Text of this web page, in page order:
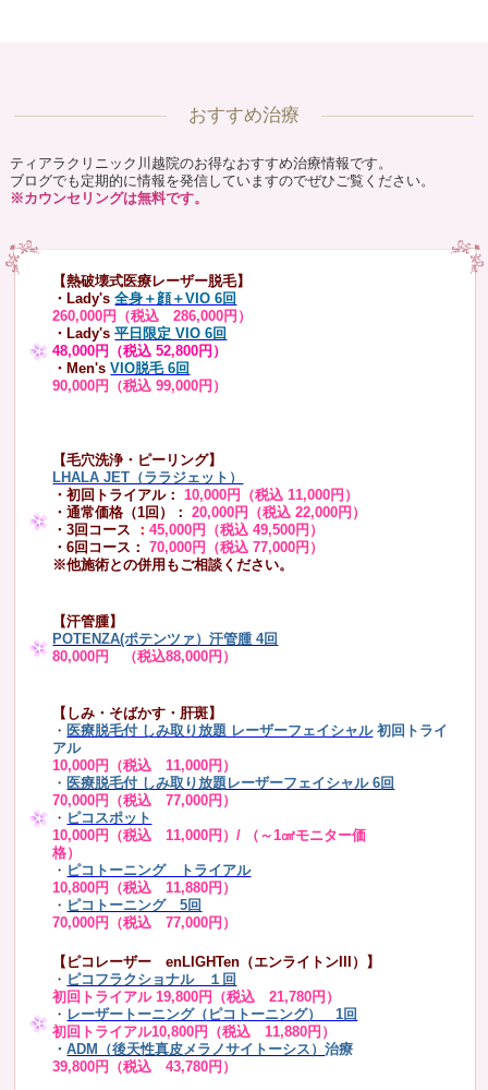
おすすめ治療
ティアラクリニック川越院のお得なおすすめ治療情報です。
ブログでも定期的に情報を発信していますのでぜひご覧ください。
※カウンセリングは無料です。
【熱破壊式医療レーザー脱毛】
・Lady's 全身＋顔＋VIO 6回
260,000円（税込 286,000円）
・Lady's平日限定 VIO 6回
48,000円（税込 52,800円）
・Men's VIO脱毛 6回
90,000円（税込 99,000円）
【毛穴洗浄・ピーリング】
LHALA JET（ララジェット）
・初回トライアル：10,000円（税込 11,000円）
・通常価格（1回）：
20,000円（税込 22,000円）
・3回コース ：45,000円（税込 49,500円）
・6回コース：
70,000円（税込 77,000円）
※他施術との併用もご相談ください。
【汗管腫】
POTENZA(ポテンツァ）汗管腫 4回
80,000円 （税込88,000円）
【しみ・そばかす・肝斑】
・ 医療脱毛付 しみ取り放題 レーザーフェイシャル 初回トライ
アル
10,000円（税込 11,000円）
・ 医療脱毛付 しみ取り放題レーザーフェイシャル 6回
70,000円（税込 77,000円）
・ ピコスポット
10,000円（税込 11,000円）/ （～1㎠モニター価
格）
・ ピコトーニング トライアル
10,800円（税込 11,880円）
・ ピコトーニング 5回
70,000円（税込 77,000円）
【ピコレーザー enLIGHTen（エンライトンIII）】
・ ピコフラクショナル １回
初回トライアル 19,800円（税込 21,780円）
・ レーザートーニング（ピコトーニング） 1回
初回トライアル10,800円（税込 11,880円）
・ADM（後天性真皮メラノサイトーシス）治療
39,800円（税込 43,780円）